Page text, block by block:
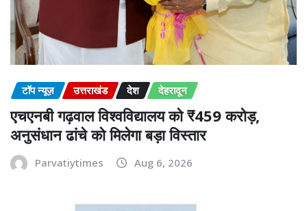
टॉप न्यूज़ उत्तराखंड देश देहरादून
एचएनबी गढ़वाल विश्वविद्यालय को ₹459 करोड़,
अनुसंधान ढांचे को मिलेगा बड़ा विस्तार
Parvatiytimes Aug 6, 2026